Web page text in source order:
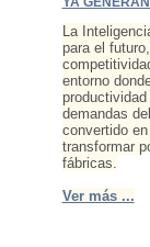
La
para el
entorno
demandas
convertido
transformar
fábricas.
Ver más ...